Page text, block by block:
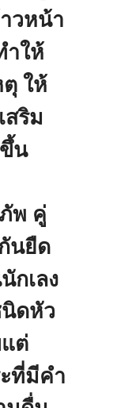
วหน้า
ำให้
ตุ ให้
เสริม
น
พ คู่
นยืด
กเลง
ดหัว
ต่
ที่มีคำ